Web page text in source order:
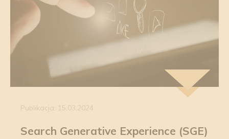
Publikacja: 15.03.2024
Search Generative Experience (SGE)